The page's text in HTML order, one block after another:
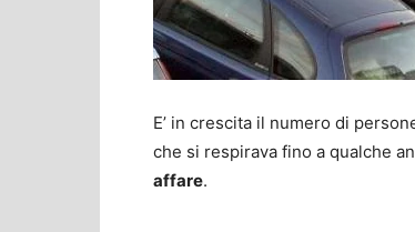
E’ in crescita il numero di
che si respirava fino a qualche
affare.